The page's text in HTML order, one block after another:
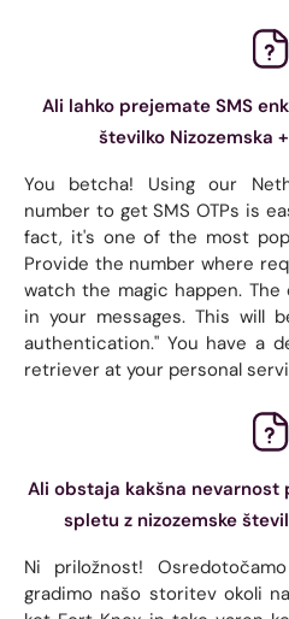
Ali lahko prejemate SMS
številko Nizozemska
You betcha! Using our
number to get SMS OTPs is
fact, it's one of the most
Provide the number where
watch the magic happen.
in your messages. This will
authentication." You have a
retriever at your personal
Ali obstaja kakšna nevarnost
spletu z nizozemske
Ni priložnost!
gradimo našo storitev okoli